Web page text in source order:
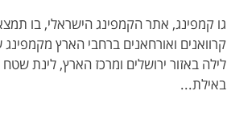
גו קמפינג, אתר הקמפינג הישראלי, בו
קרוואנים ואורחאנים ברחבי הארץ
לילה באזור ירושלים ומרכז הארץ, לינת
באילת...